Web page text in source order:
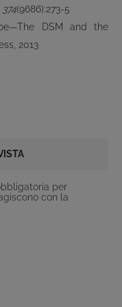
374(9686):273-5
DSM and the
2013
per
con la